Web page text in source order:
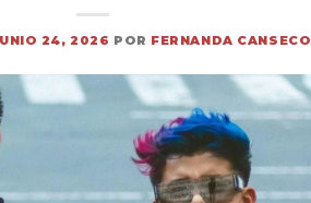
24, 2026 POR FERNANDA CANSECO